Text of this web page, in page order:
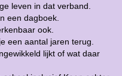
leven in dat verband.
een dagboek.
ook.
een aantal jaren terug.
lijkt of wat daar